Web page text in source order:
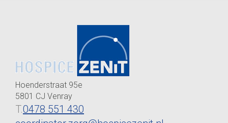
Hoenderstraat 95e
5801 CJ Venray
T.0478 551 430